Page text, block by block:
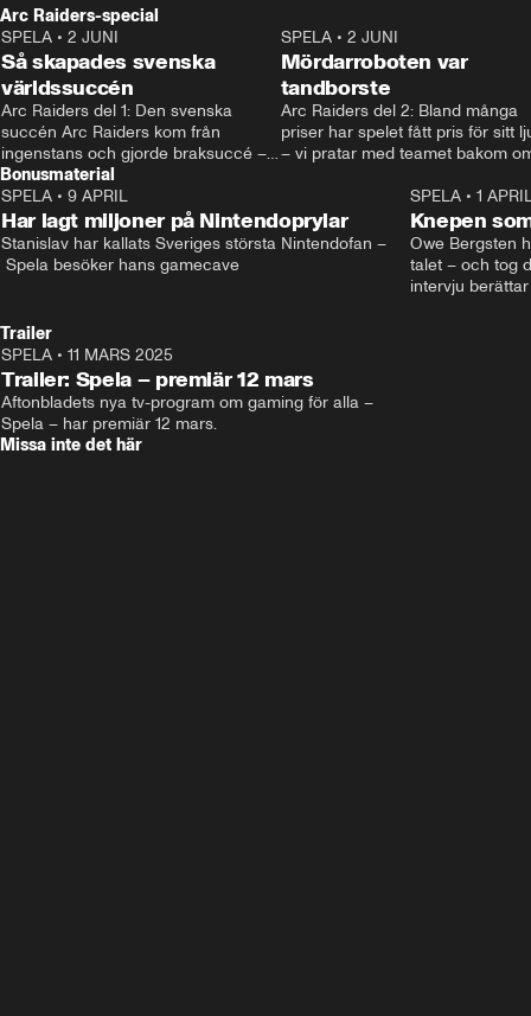
spela@aftonbladet.se
Arc Raiders-special
SPELA • 2 JUNI
Så skapades svenska
världssuccén
Arc Raiders del 1: Den svenska
succén Arc Raiders kom från
ingenstans och gjorde braksuccé –
men vad är egentligen förklaringen
bakom?
SPELA• 2 JUNI
Mördarroboten var
tandborste
Arc Raiders del 2: Bland många
priser har spelet fått pris för sitt
– vi pratar med teamet bakom
Bonusmaterial
SPELA • 9 APRIL
Har lagt miljoner på Nintendoprylar
Stanislav har kallats Sveriges största Nintendofan –
Spela besöker hans gamecave
SPELA• 1
Knepen
Owe Bergsten
talet – och tog
intervju
Trailer
SPELA • 11 MARS 2025
Trailer: Spela – premiär 12 mars
Aftonbladets nya tv-program om gaming för alla –
Spela – har premiär 12 mars.
Missa inte det här